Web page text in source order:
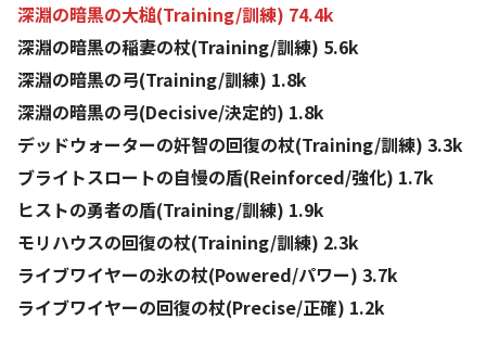
深淵の暗黒の大槌(Training/訓練) 74.4k
深淵の暗黒の稲妻の杖(Training/訓練) 5.6k
深淵の暗黒の弓(Training/訓練) 1.8k
深淵の暗黒の弓(Decisive/決定的) 1.8k
デッドウォーターの奸智の回復の杖(Training/訓練) 3.3k
ブライトスロートの自慢の盾(Reinforced/強化) 1.7k
ヒストの勇者の盾(Training/訓練) 1.9k
モリハウスの回復の杖(Training/訓練) 2.3k
ライブワイヤーの氷の杖(Powered/パワー) 3.7k
ライブワイヤーの回復の杖(Precise/正確) 1.2k